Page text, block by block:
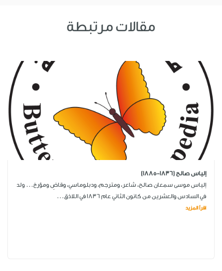
مقالات مرتبطة
إلياس صالح (1836-1885)
إلياس موسى سمعان صالح، شاعر، ومترجم، ودبلوماسي، وقاضٍ ومؤرخ... ولد
في السادس والعشرين من كانون الثاني عام 1836 في اللاذق...
اقرأ المزيد